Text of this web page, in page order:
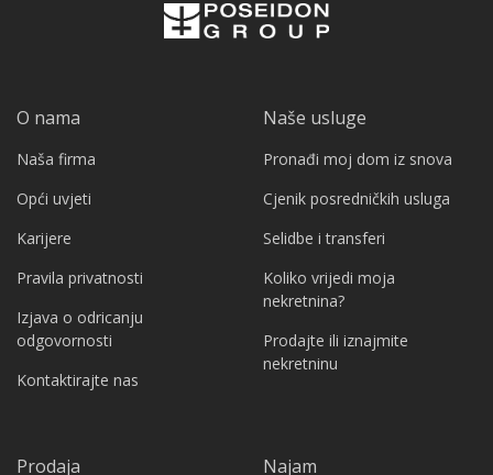
O nama
Naša firma
Opći uvjeti
Karijere
Pravila privatnosti
Izjava o odricanju
odgovornosti
Kontaktirajte nas
Naše usluge
Pronađi moj dom iz snova
Cjenik posredničkih usluga
Selidbe i transferi
Koliko vrijedi moja
nekretnina?
Prodajte ili iznajmite
nekretninu
Prodaja Najam